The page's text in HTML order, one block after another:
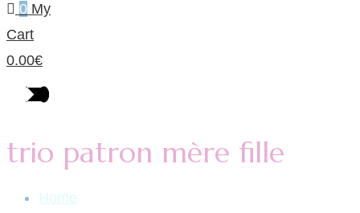
0 My
Cart
0.00€
trio patron mère fille
Home